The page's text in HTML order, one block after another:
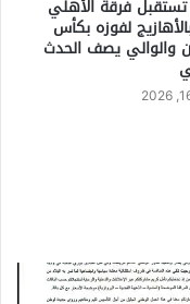
تستقبل فرقة الأهلي
لفوزه بكأس
والوالي يصف الحدث